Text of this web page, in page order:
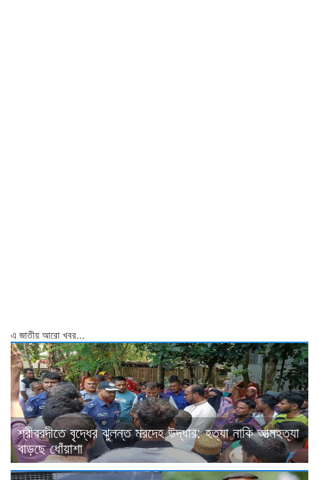
এ জাতীয় আরো খবর...
শ্রীবরদীতে বৃদ্ধের ঝুলন্ত মরদেহ উদ্ধার: হত্যা নাকি আত্মহত্যা
বাড়ছে ধোঁয়াশা